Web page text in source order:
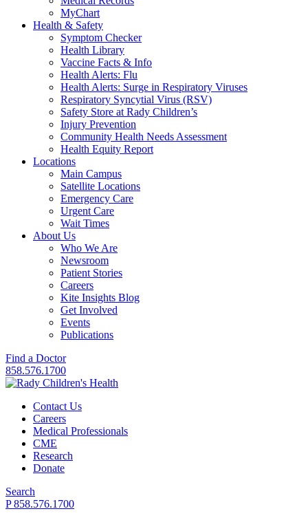
MyChart
Health & Safety
Symptom Checker
Health Library
Vaccine Facts & Info
Health Alerts: Flu
Health Alerts: Surge in Respiratory Viruses
Respiratory Syncytial Virus (RSV)
Safety Store at Rady Children’s
Injury Prevention
Community Health Needs Assessment
Health Equity Report
Locations
Main Campus
Satellite Locations
Emergency Care
Urgent Care
Wait Times
About Us
Who We Are
Newsroom
Patient Stories
Careers
Kite Insights Blog
Get Involved
Events
Publications
Find a Doctor
858.576.1700
Contact Us
Careers
Medical Professionals
CME
Research
Donate
Search
P 858.576.1700